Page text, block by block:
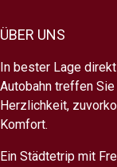
ÜBER UNS
In bester Lage
Autobahn treffen
Herzlichkeit,
Komfort.
Ein Städtetrip mit